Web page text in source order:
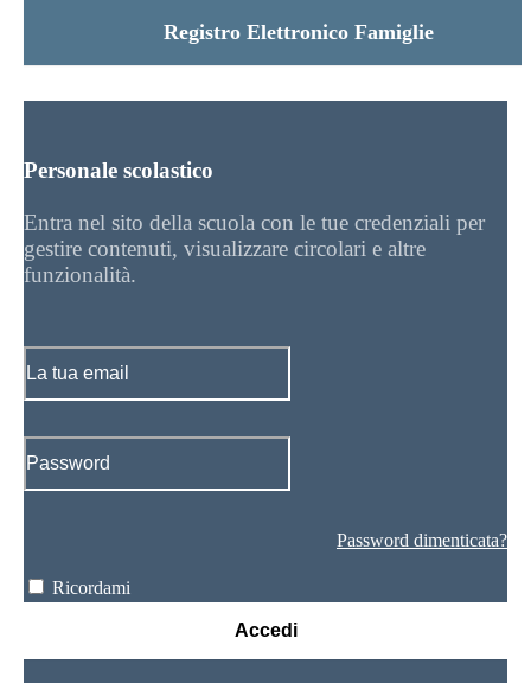
Registro Elettronico Famiglie
Personale scolastico
Entra nel sito della scuola con le tue credenziali per
gestire contenuti, visualizzare circolari e altre
funzionalità.
Password dimenticata?
Ricordami
Accedi